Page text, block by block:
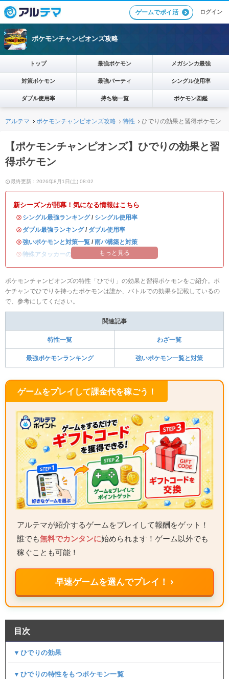
ゲームでポイ活 ログイン
ポケモンチャンピオンズ攻略
トップ 最強ポケモン メガシンカ最強
対策ポケモン 最強パーティ シングル使用率
ダブル使用率 持ち物一覧 ポケモン図鑑
アルテマ ポケモンチャンピオンズ攻略 特性 ひでりの効果と習得ポケモン
【ポケモンチャンピオンズ】ひでりの効果と習
得ポケモン
最終更新：2026年8月1日(土) 08:02
新シーズンが開幕！気になる情報はこちら
・ シングル最強ランキング/ シングル使用率
・ ダブル最強ランキング/ ダブル使用率
・強いポケモンと対策一覧 / 雨パ構築と対策
・特殊アタッカーのおすすめランキング
もっと見る
ポケモンチャンピオンズの特性「ひでり」の効果と習得ポケモンをご紹介。ポ
ケチャンでひでりを持ったポケモンは誰か、バトルでの効果を記載しているの
で、参考にしてください。
関連記事
特性一覧 わざ一覧
最強ポケモンランキング 強いポケモン一覧と対策
ゲームをプレイして課金代を稼ごう！
アルテマが紹介するゲームをプレイして報酬をゲット！
誰でも無料でカンタンに始められます！ゲーム以外でも
稼ぐことも可能！
早速ゲームを選んでプレイ！ ›
目次
▼ひでりの効果
▼ひでりの特性をもつポケモン一覧